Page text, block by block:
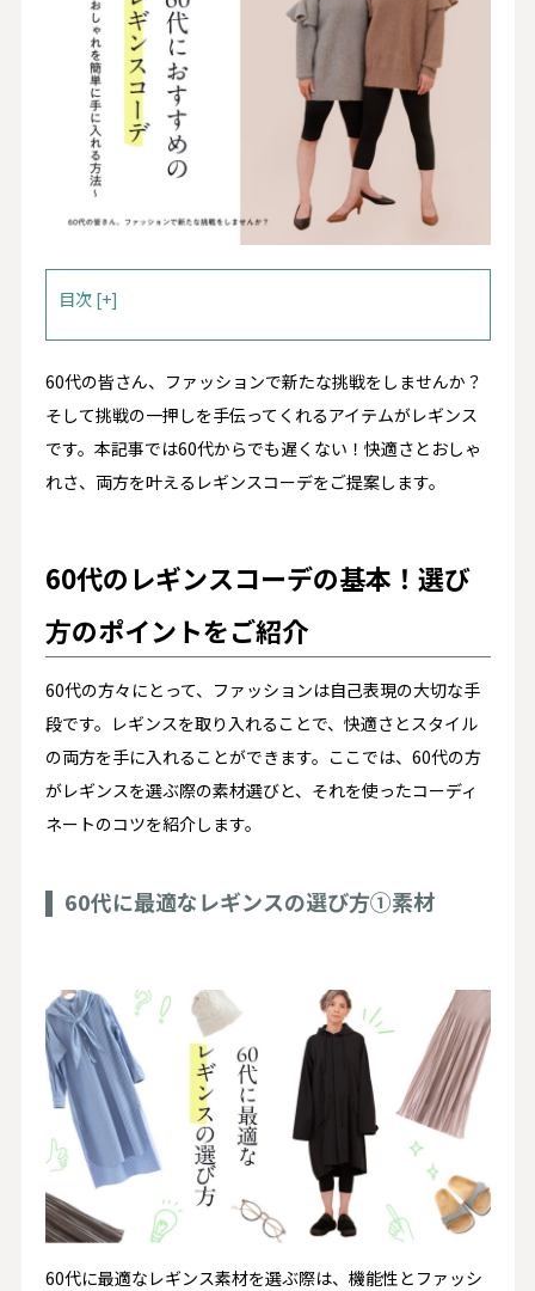
目次 [+]
60代の皆さん、ファッションで新たな挑戦をしませんか？
そして挑戦の一押しを手伝ってくれるアイテムがレギンス
です。本記事では60代からでも遅くない！快適さとおしゃ
れさ、両方を叶えるレギンスコーデをご提案します。
60代のレギンスコーデの基本！選び
方のポイントをご紹介
60代の方々にとって、ファッションは自己表現の大切な手
段です。レギンスを取り入れることで、快適さとスタイル
の両方を手に入れることができます。ここでは、60代の方
がレギンスを選ぶ際の素材選びと、それを使ったコーディ
ネートのコツを紹介します。
60代に最適なレギンスの選び方①素材
60代に最適なレギンス素材を選ぶ際は、機能性とファッシ